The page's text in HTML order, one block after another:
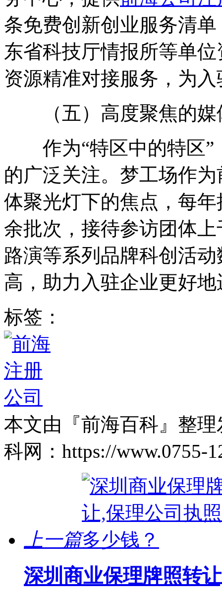
条免费创新创业服务清
东省科技厅情报所等单
资源精准对接服务，为
（五）高度聚焦的媒
作为“特区中的特区”
的广泛关注。梦工场作
体聚光灯下的焦点，每
余批次，接待参访团体
路演等系列品牌科创活
高，助力入驻企业更好
标签：
本文由『前海百科』整
科网：https://www.0755-
上一篇
深圳商业保理牌照转